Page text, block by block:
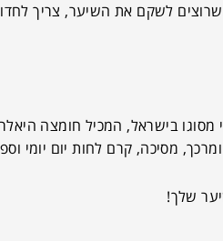
לשקם את השיער, צריך
מסיכה, קרם לחות יום יומי
שלך!